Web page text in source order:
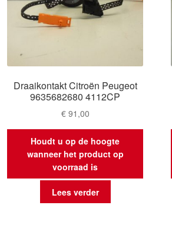
Draaikontakt Citroën Peugeot
9635682680 4112CP
€91,00
Houdt u op de hoogte
wanneer het product op
voorraad is
Lees verder